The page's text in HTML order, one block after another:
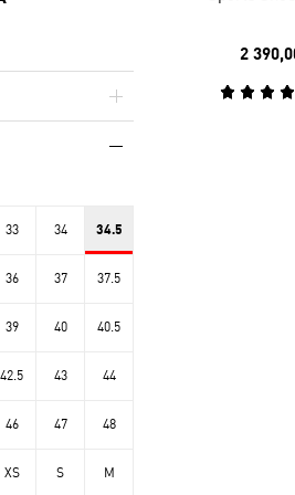
2
33 34 34.5
36 37 37.5
39 40 40.5
42.5 43 44
46 47 48
XS S M